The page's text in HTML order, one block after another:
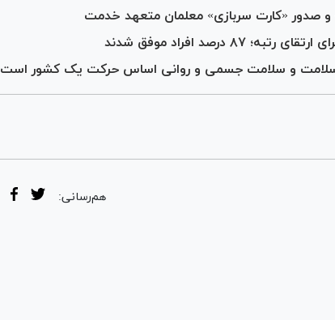
صدور «کارت سربازی» معلمان متعهد خدمت
و سلامت جسمی و روانی اساس حرکت یک کشور است
هم‌رسانی: